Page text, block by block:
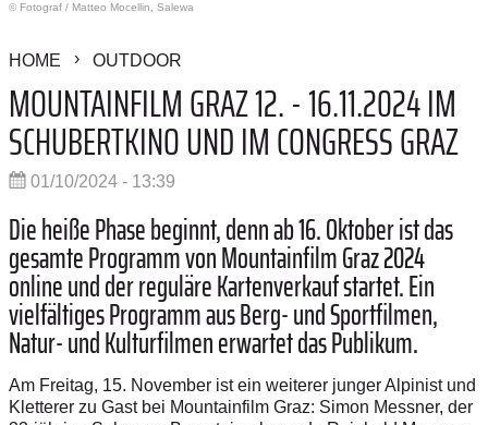
© Fotograf / Matteo Mocellin, Salewa
HOME OUTDOOR
MOUNTAINFILM GRAZ 12. - 16.11.2024 IM
SCHUBERTKINO UND IM CONGRESS GRAZ
01/10/2024 - 13:39
Die heiße Phase beginnt, denn ab 16. Oktober ist das
gesamte Programm von Mountainfilm Graz 2024
online und der reguläre Kartenverkauf startet. Ein
vielfältiges Programm aus Berg- und Sportfilmen,
Natur- und Kulturfilmen erwartet das Publikum.
Am Freitag, 15. November ist ein weiterer junger Alpinist und
Kletterer zu Gast bei Mountainfilm Graz: Simon Messner, der